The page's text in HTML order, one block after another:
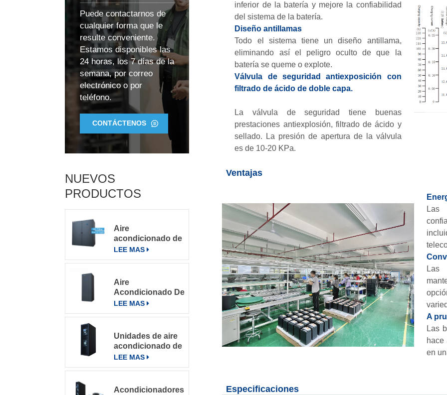
Puede contactarnos de
cualquier forma que le
resulte conveniente.
Estamos disponibles las
24 horas, los 7 días de la
semana, por correo
electrónico o por
teléfono.
CONTÁCTENOS
NUEVOS
PRODUCTOS
Aire
acondicionado de
precisión para
salas de
grandes
LEE MAS
Aire
Acondicionado De
Precisión Para
Salas De
LEE MAS
Unidades de aire
acondicionado de
precisión con
refrigeración por
LEE MAS
Acondicionadores
inferior de la batería y mejore la confiabilidad
del sistema de la batería.
Diseño antillamas
Todo el sistema tiene un diseño antillama,
eliminando así el peligro oculto de que la
batería se queme o explote.
Válvula de seguridad antiexposición con
filtrado de ácido de doble capa.
La válvula de seguridad tiene buenas
prestaciones antiexplosión, filtrado de ácido y
sellado. La presión de apertura de la válvula
es de 10-20 KPa.
Ventajas
Las
A
Las
hace
en
Especificaciones